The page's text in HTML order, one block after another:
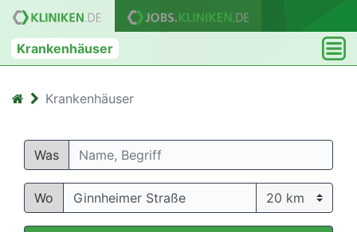
Krankenhäuser
Krankenhäuser
Was
Wo